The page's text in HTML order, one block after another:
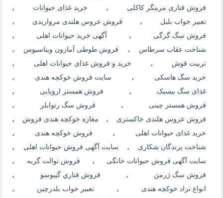
فروش قناری مرینگر کاکلی ، خرید غذای حیوانات ،
تعبیر خواب بلبل ، فروش عروس هلندی مرواریدی ،
فروش سگ گرگی ، آگهی خرید حیوانات اهلی ،
شناخت عقاب سرطاس ، فروش طوطی آمازون ویناسیوس ،
تربیت قوش ، خرید و فروش غذای حیوانات اهلی ،
خرید سگ هاسکی ، سایت فروش خوکچه هندی ،
غذای سگ بیسیک ، فروش همستر اروپایی ،
فروش همستر چینی ، فروش سگ رتوایلر ،
فروش عروس هلندی خاکستری ، مغازه خوکچه هندی فروش ،
خرید غذای حیوانات اهلی ، فروش خوکچه هندی ،
شناخت پرندگان شکاری ، سایت آگهی فروش حیوانات اهلی ،
سایت آگهی فروش حیوانات خانگی ، فروش توالت گربه ،
فروش سگ ژرمن ، فروش قناري گيبوسو ،
انواع نزاد خوکچه هندی ، تعبیر خواب بلدرچین ،